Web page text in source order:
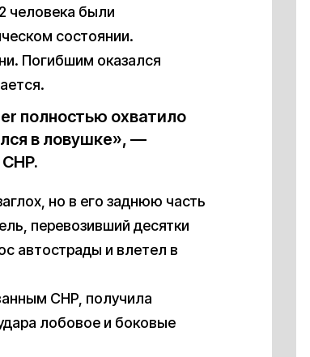
человека были
состоянии.
Погибшим оказался
полностью охватило
в ловушке», —
но в его заднюю часть
перевозивший десятки
автострады и влетел в
CHP, получила
лобовое и боковые